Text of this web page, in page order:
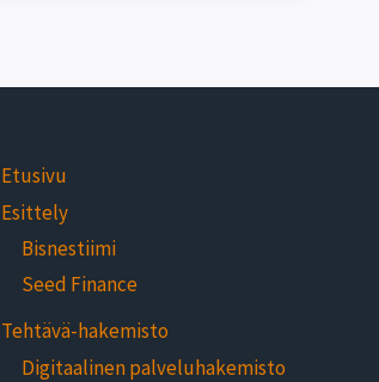
Etusivu
Esittely
Bisnestiimi
Seed Finance
Tehtävä-hakemisto
Digitaalinen palveluhakemisto